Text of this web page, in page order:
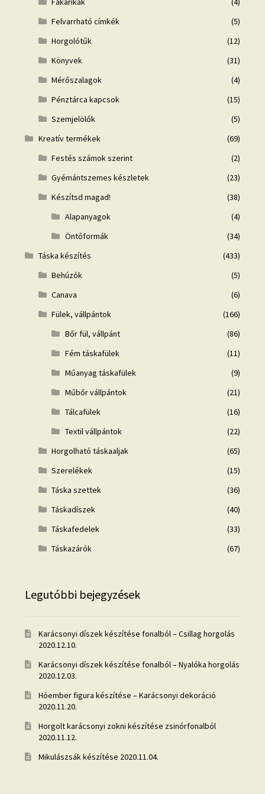
Felvarrható címkék
(5)
Horgolótűk
(12)
Könyvek
(31)
Mérőszalagok
(4)
Pénztárca kapcsok
(15)
Szemjelölők
(5)
Kreatív termékek
(69)
Festés számok szerint
(2)
Gyémántszemes készletek
(23)
Készítsd magad!
(38)
Alapanyagok
(4)
Öntőformák
(34)
Táska készítés
(433)
Behúzók
(5)
Canava
(6)
Fülek, vállpántok
(166)
Bőr fül, vállpánt
(86)
Fém táskafülek
(11)
Műanyag táskafülek
(9)
Műbőr vállpántok
(21)
Tálcafülek
(16)
Textil vállpántok
(22)
Horgolható táskaaljak
(65)
Szerelékek
(15)
Táska szettek
(36)
Táskadíszek
(40)
Táskafedelek
(33)
Táskazárók
(67)
Legutóbbi bejegyzések
Karácsonyi díszek készítése fonalból – Csillag horgolás
2020.12.10.
Karácsonyi díszek készítése fonalból – Nyalóka horgolás
2020.12.03.
Hóember figura készítése – Karácsonyi dekoráció
2020.11.20.
Horgolt karácsonyi zokni készítése zsinórfonalból
2020.11.12.
Mikulászsák készítése 2020.11.04.